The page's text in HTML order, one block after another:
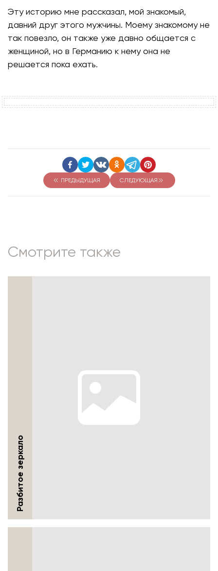
Эту историю мне рассказал, мой знакомый,
давний друг этого мужчины. Моему знакомому не
так повезло, он также уже давно общается с
женщиной, но в Германию к нему она не
решается пока ехать.
ПРЕДЫДУЩАЯ СЛЕДУЮЩАЯ
Смотрите также
Разбитое зеркало